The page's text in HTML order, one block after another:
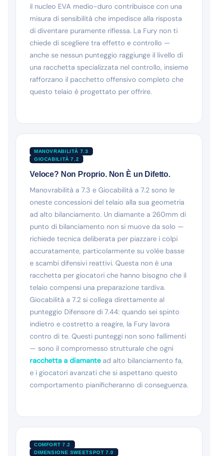
il nucleo EVA medio-duro contribuisce con una
misura di sensibilità che impedisce alla risposta
di diventare puramente riflessa. La Fury non ti
chiede di scegliere tra effetto e controllo —
anche se nessun punteggio raggiunge il livello di
una racchetta specializzata nel controllo, insieme
rafforzano il pacchetto offensivo completo che
questo telaio è progettato per offrire.
MANOVRABILITÀ 7.3
GIOCABILITÀ 7.2
Veloce? Non Proprio. Non È un Difetto.
Manovrabilità a 7.3 e Giocabilità a 7.2 sono le
oneste concessioni del telaio alla sua geometria
ad alto bilanciamento. Un diamante a 260mm di
punto di bilanciamento non si muove da solo —
richiede tecnica deliberata per piazzare i colpi
accuratamente, particolarmente su volée basse
e scambi difensivi reattivi. Questa non è una
racchetta per giocatori che hanno bisogno che il
telaio compensi una preparazione tardiva.
Giocabilità a 7.2 si collega direttamente al
punteggio Difensore di 7.44: quando sei spinto
indietro e costretto a reagire, la Fury lavora
contro di te. Questi punteggi non sono fallimenti
— sono il compromesso strutturale che ogni
racchetta a diamantead alto bilanciamento fa,
e i giocatori avanzati che si aspettano questo
comportamento pianificheranno di conseguenza.
COMFORT 7.2
DIMENSIONE SWEETSPOT 7.0